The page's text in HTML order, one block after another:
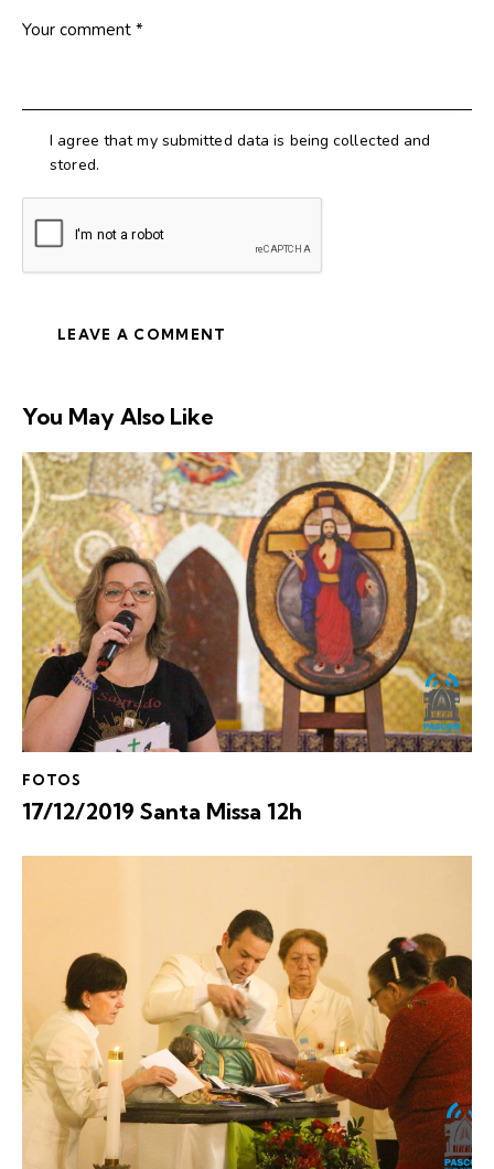
I agree that my submitted data is being collected and
stored.
You May Also Like
FOTOS
17/12/2019 Santa Missa 12h